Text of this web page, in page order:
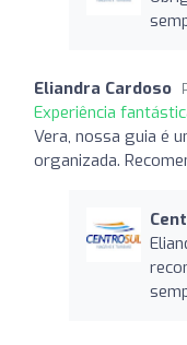
Eliandra Cardoso
Experiência
Vera, nossa guia é
organizada.